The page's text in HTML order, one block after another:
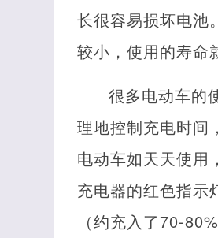
长很容易损坏电池
较小，使用的寿命
很多电动车的
理地控制充电时间
电动车如天天使用
充电器的红色指示
（约充入了70-